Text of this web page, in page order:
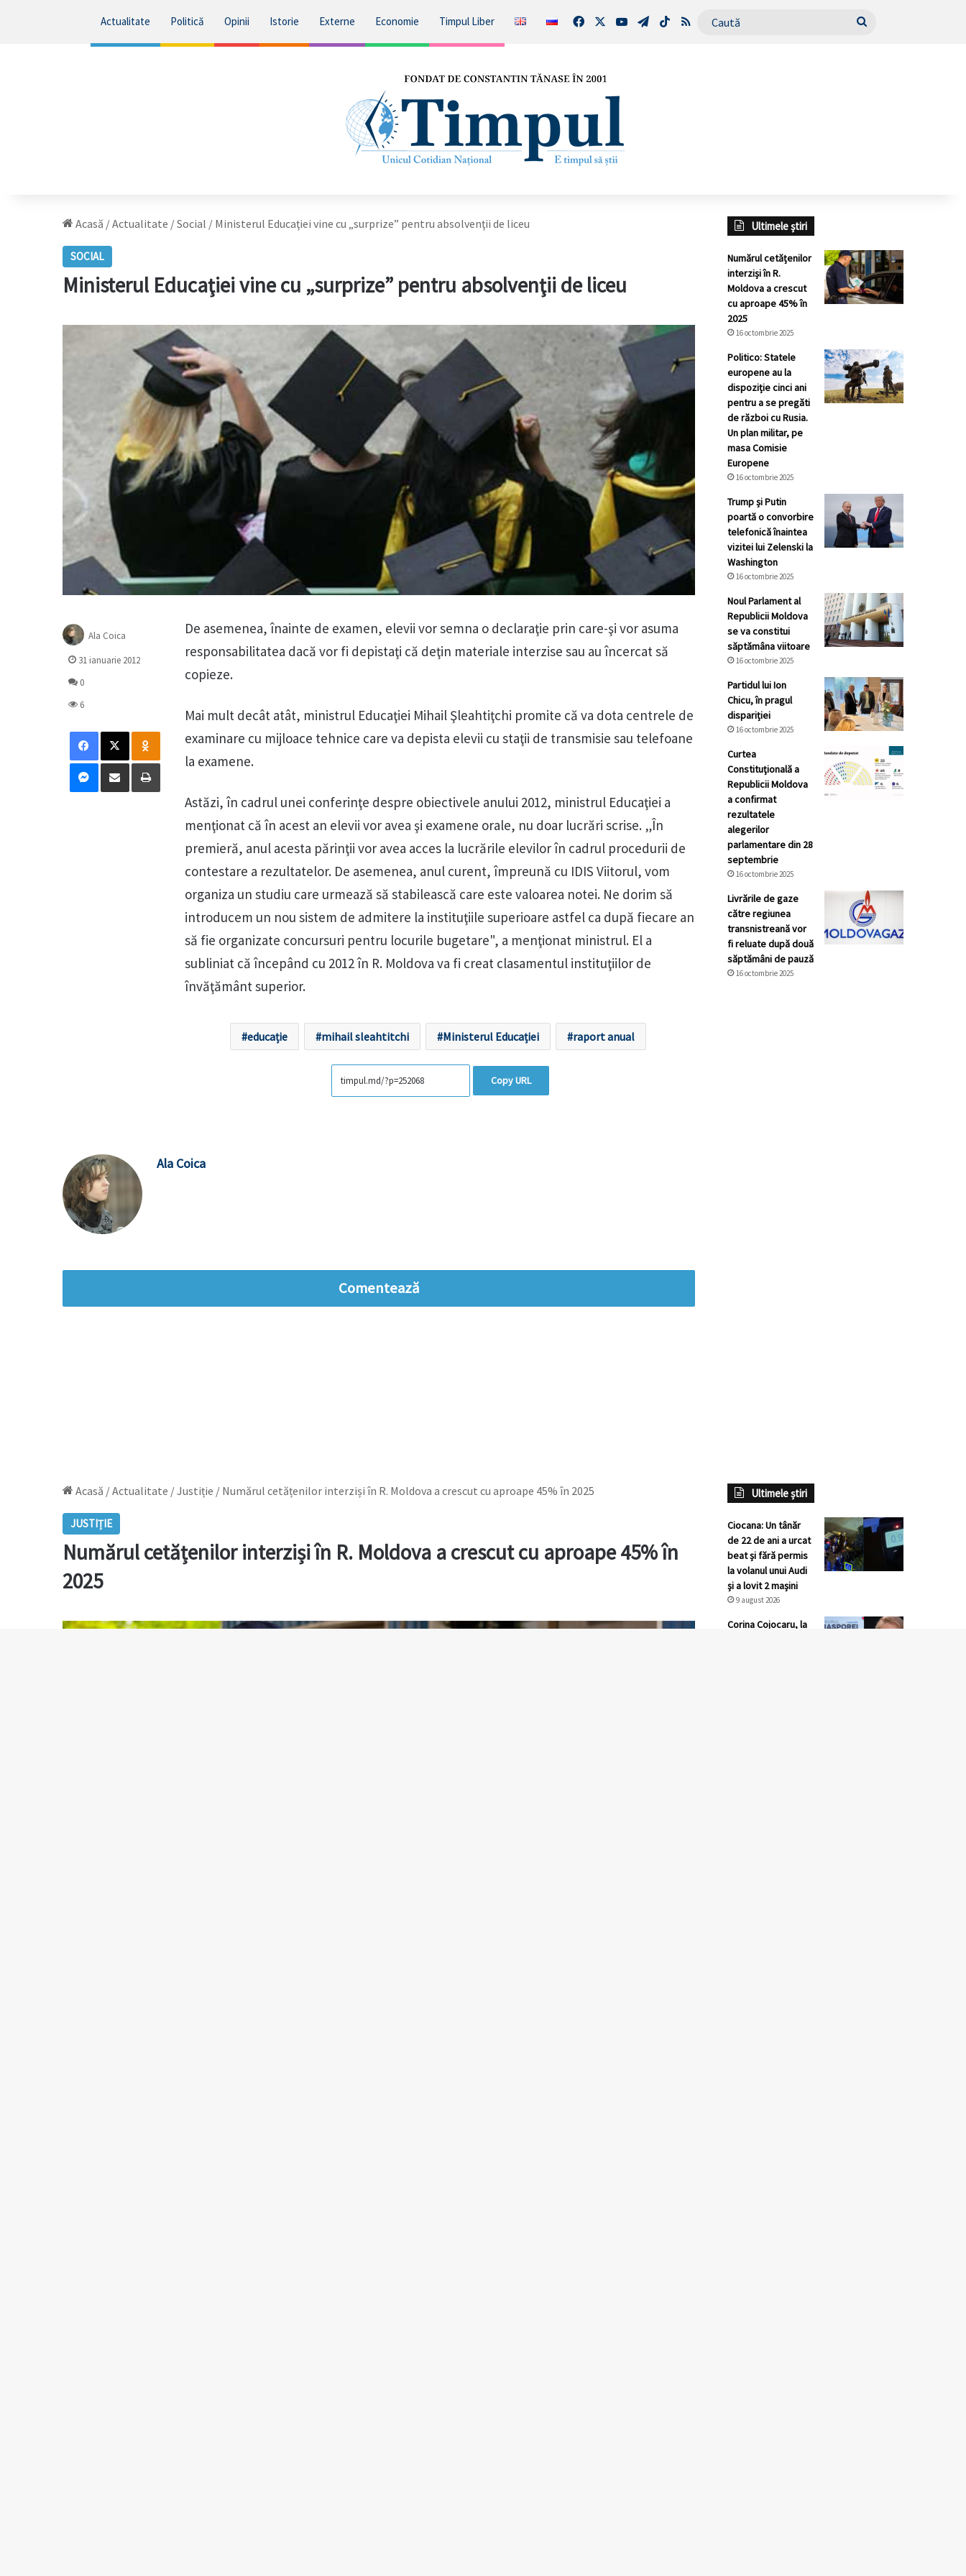
Actualitate Politică Opinii Istorie Externe Economie Timpul Liber FacebookYouTubeTelegram
TikTokRSS Caută
Acasă /Actualitate /Social / Ministerul Educaţiei vine cu „surprize” pentru absolvenţii de liceu
SOCIAL
Ministerul Educaţiei vine cu „surprize” pentru absolvenţii de liceu
De asemenea, înainte de examen, elevii vor semna o declaraţie prin care-şi vor asuma
responsabilitatea dacă vor fi depistaţi că deţin materiale interzise sau au încercat să
copieze.
Mai mult decât atât, ministrul Educaţiei Mihail Şleahtiţchi promite că va dota centrele de
examinare cu mijloace tehnice care va depista elevii cu staţii de transmisie sau telefoane
la examene.
Astăzi, în cadrul unei conferinţe despre obiectivele anului 2012, ministrul Educaţiei a
menţionat că în acest an elevii vor avea şi examene orale, nu doar lucrări scrise. „În
premieră, anul acesta părinţii vor avea acces la lucrările elevilor în cadrul procedurii de
contestare a rezultatelor. De asemenea, anul curent, împreună cu IDIS Viitorul, vom
organiza un studiu care urmează să stabilească care este valoarea notei. Ne dorim să
introducem un nou sistem de admitere la instituţiile superioare astfel ca după fiecare an
să fie organizate concursuri pentru locurile bugetare", a menţionat ministrul. El a
subliniat că începând cu 2012 în R. Moldova va fi creat clasamentul instituţiilor de
învăţământ superior.
educație mihail sleahtitchi Ministerul Educației raport anual
Copy URL
Ala Coica
31 ianuarie 2012
0
6
Facebook
X Odnoklassniki
Messenger
Distribuie prin mail Tipărește
Ala Coica
Comentează
Ultimele știri
Numărul cetățenilor
interziși în R.
Moldova a crescut
cu aproape 45% în
2025
16 octombrie 2025
Politico: Statele
europene au la
dispoziție cinci ani
pentru a se pregăti
de război cu Rusia.
Un plan militar, pe
masa Comisie
Europene
16 octombrie 2025
Trump și Putin
poartă o convorbire
telefonică înaintea
vizitei lui Zelenski la
Washington
16 octombrie 2025
Noul Parlament al
Republicii Moldova
se va constitui
săptămâna viitoare
16 octombrie 2025
Partidul lui Ion
Chicu, în pragul
dispariției
16 octombrie 2025
Curtea
Constituţională a
Republicii Moldova
a confirmat
rezultatele
alegerilor
parlamentare din 28
septembrie
16 octombrie 2025
Livrările de gaze
către regiunea
transnistreană vor
fi reluate după două
săptămâni de pauză
16 octombrie 2025